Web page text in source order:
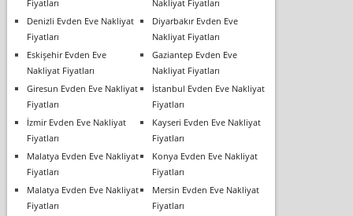
Fiyatları
Nakliyat Fiyatları
Denizli Evden Eve Nakliyat
Fiyatları
Diyarbakır Evden Eve
Nakliyat Fiyatları
Eskişehir Evden Eve
Nakliyat Fiyatları
Gaziantep Evden Eve
Nakliyat Fiyatları
Giresun Evden Eve Nakliyat
Fiyatları
İstanbul Evden Eve Nakliyat
Fiyatları
İzmir Evden Eve Nakliyat
Fiyatları
Kayseri Evden Eve Nakliyat
Fiyatları
Malatya Evden Eve Nakliyat
Fiyatları
Konya Evden Eve Nakliyat
Fiyatları
Malatya Evden Eve Nakliyat
Fiyatları
Mersin Evden Eve Nakliyat
Fiyatları